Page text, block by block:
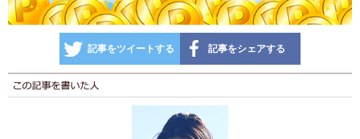
記事をツイートする 記事をシェアする